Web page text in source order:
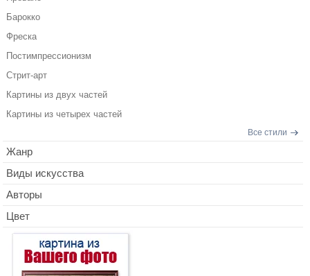
Барокко
Фреска
Постимпрессионизм
Стрит-арт
Картины из двух частей
Картины из четырех частей
Все стили
Жанр
Виды искусства
Авторы
Цвет